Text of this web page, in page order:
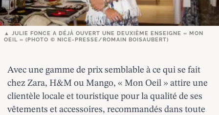
JULIE FONCE A DÉJÀ OUVERT UNE DEUXIÈME ENSEIGNE « MON
OEIL » (PHOTO © NICE-PRESSE/ROMAIN BOISAUBERT)
Avec une gamme de prix semblable à ce qui se fait
chez Zara, H&M ou Mango, « Mon Oeil » attire une
clientèle locale et touristique pour la qualité de ses
vêtements et accessoires, recommandés dans toute